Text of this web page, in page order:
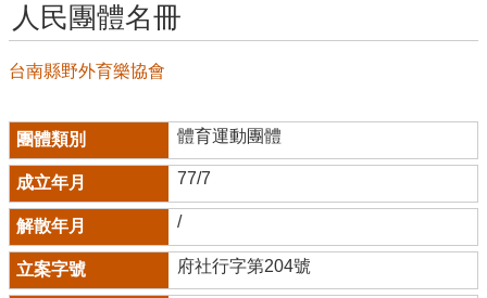
人民團體名冊
台南縣野外育樂協會
體育運動團體
77/7
/
府社行字第204號